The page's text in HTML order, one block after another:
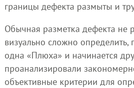
границы дефекта размыты и
Обычная разметка дефекта не
визуально сложно определить,
одна «Плюха» и начинается
проанализировали
объективные критерии для